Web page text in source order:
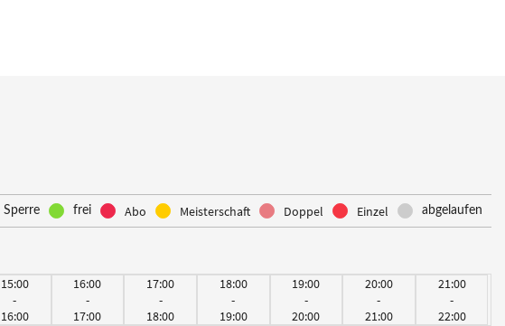
abgelaufen
Einzel
Doppel
Meisterschaft
Abo
frei
Sperre
15:00
-
16:00
16:00
-
17:00
17:00
-
18:00
18:00
-
19:00
19:00
-
20:00
20:00
-
21:00
21:00
-
22:00